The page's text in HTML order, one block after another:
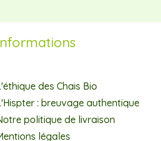
des Chais Bio
: breuvage authentique
politique de livraison
légales